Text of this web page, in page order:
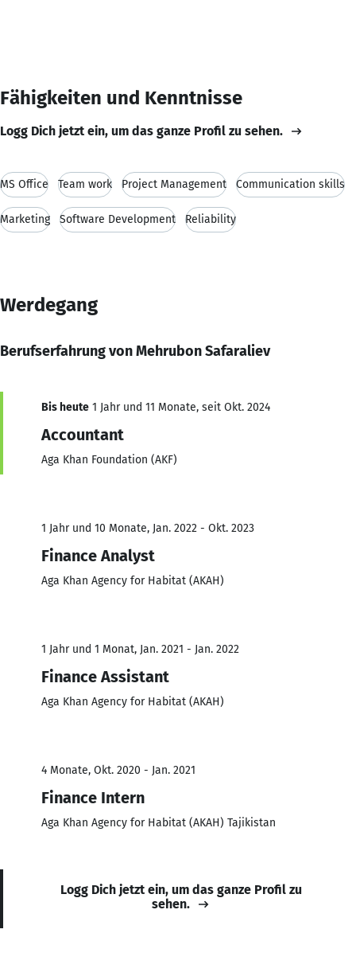
Fähigkeiten und Kenntnisse
Logg Dich jetzt ein, um das ganze Profil zu sehen.
MS Office Team work Project Management Communication skills
Marketing Software Development Reliability
Werdegang
Berufserfahrung von Mehrubon Safaraliev
Bis heute 1 Jahr und 11 Monate, seit Okt. 2024
Accountant
Aga Khan Foundation (AKF)
1 Jahr und 10 Monate, Jan. 2022 - Okt. 2023
Finance Analyst
Aga Khan Agency for Habitat (AKAH)
1 Jahr und 1 Monat, Jan. 2021 - Jan. 2022
Finance Assistant
Aga Khan Agency for Habitat (AKAH)
4 Monate, Okt. 2020 - Jan. 2021
Finance Intern
Aga Khan Agency for Habitat (AKAH) Tajikistan
Logg Dich jetzt ein, um das ganze Profil zu
sehen.